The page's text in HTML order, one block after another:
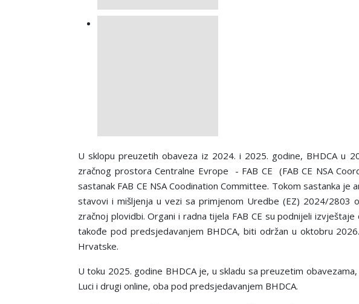
U sklopu preuzetih obaveza iz 2024. i 2025. godine, BHDCA u
zračnog prostora Centralne Evrope - FAB CE (FAB CE NSA
sastanak FAB CE NSA Coodination Committee. Tokom sastanka
stavovi i mišljenja u vezi sa primjenom Uredbe (EZ) 2024/2803
zračnoj plovidbi. Organi i radna tijela FAB CE su podnijeli
takođe pod predsjedavanjem BHDCA, biti održan u oktobru
Hrvatske.
U toku 2025. godine BHDCA je, u skladu sa preuzetim
Luci i drugi online, oba pod predsjedavanjem BHDCA.